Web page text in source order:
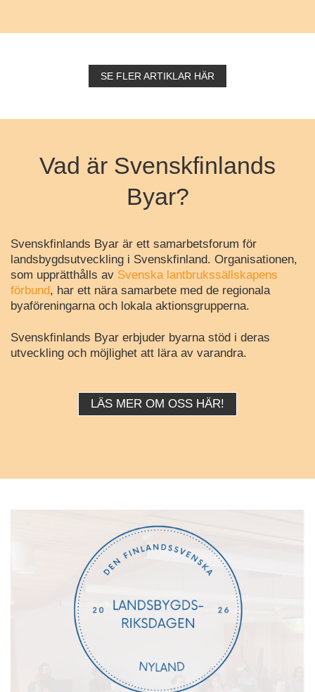
SE FLER ARTIKLAR HÄR
Vad är Svenskfinlands
Byar?
Svenskfinlands Byar är ett samarbetsforum för
landsbygdsutveckling i Svenskfinland. Organisationen,
som upprätthålls av Svenska lantbrukssällskapens
förbund, har ett nära samarbete med de regionala
byaföreningarna och lokala aktionsgrupperna.
Svenskfinlands Byar erbjuder byarna stöd i deras
utveckling och möjlighet att lära av varandra.
LÄS MER OM OSS HÄR!